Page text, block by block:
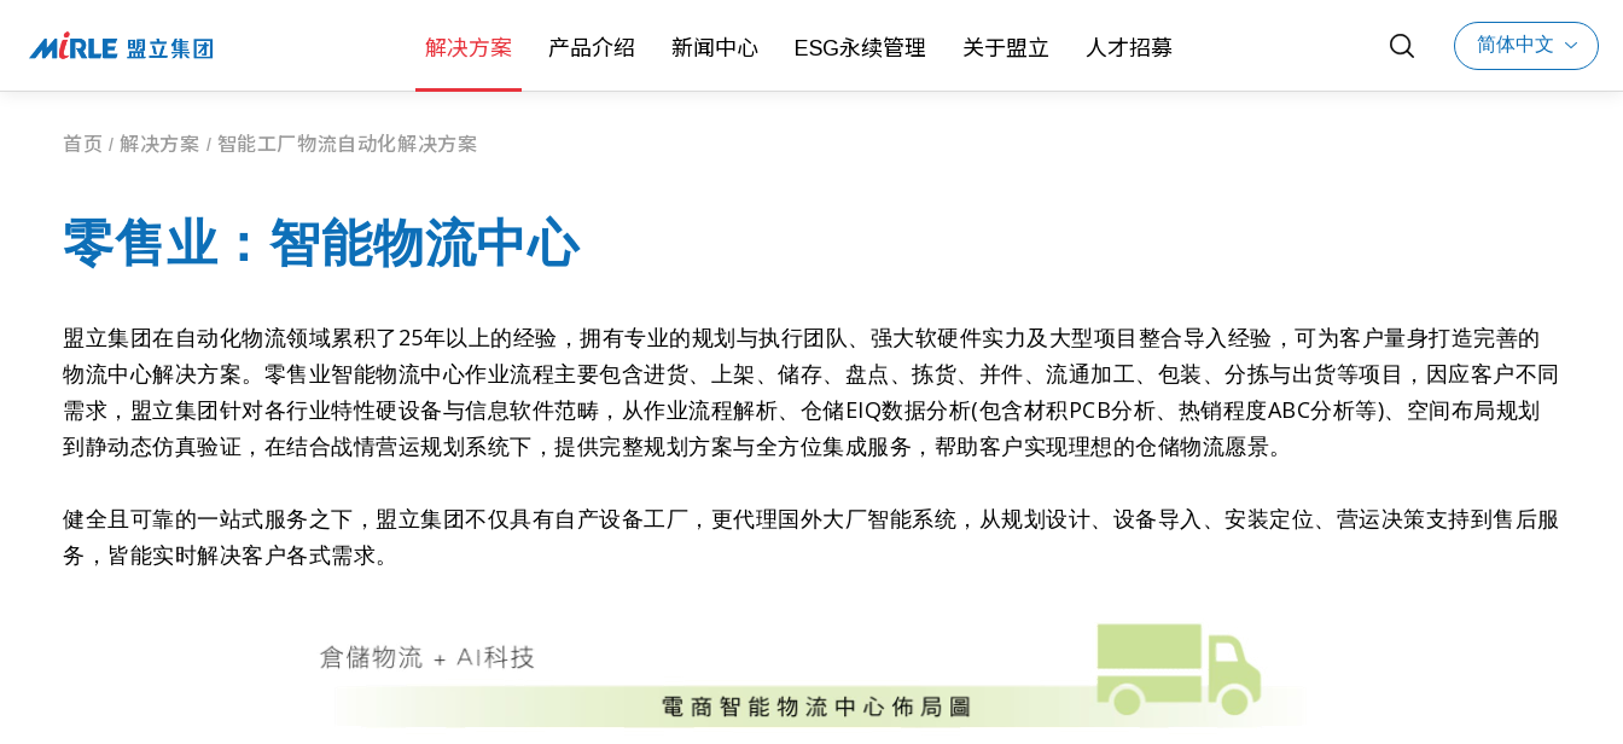
解决方案 产品介绍 新闻中心 ESG永续管理 关于盟立 人才招募 简体中文
首页 解决方案 智能工厂物流自动化解决方案
零售业：智能物流中心
盟立集团在自动化物流领域累积了25年以上的经验，拥有专业的规划与执行团队、强大软硬件实力及大型项目整合导入经验，可为客户量身打造完善的
物流中心解决方案。零售业智能物流中心作业流程主要包含进货、上架、储存、盘点、拣货、并件、流通加工、包装、分拣与出货等项目，因应客户不同
需求，盟立集团针对各行业特性硬设备与信息软件范畴，从作业流程解析、仓储EIQ数据分析(包含材积PCB分析、热销程度ABC分析等)、空间布局规划
到静动态仿真验证，在结合战情营运规划系统下，提供完整规划方案与全方位集成服务，帮助客户实现理想的仓储物流愿景。
健全且可靠的一站式服务之下，盟立集团不仅具有自产设备工厂，更代理国外大厂智能系统，从规划设计、设备导入、安装定位、营运决策支持到售后服
务，皆能实时解决客户各式需求。